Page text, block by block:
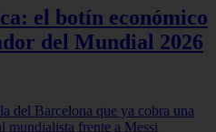
el botín económico
del Mundial 2026